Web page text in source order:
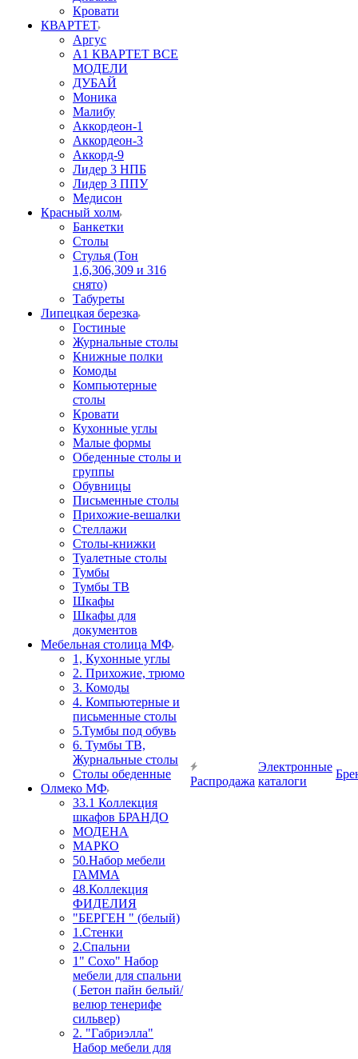
Кровати
КВАРТЕТ
Аргус
А1 КВАРТЕТ ВСЕ
МОДЕЛИ
ДУБАЙ
Моника
Малибу
Аккордеон-1
Аккордеон-3
Аккорд-9
Лидер 3 НПБ
Лидер 3 ППУ
Медисон
Красный холм
Банкетки
Столы
Стулья (Тон
1,6,306,309 и 316
снято)
Табуреты
Липецкая березка
Гостиные
Журнальные столы
Книжные полки
Комоды
Компьютерные
столы
Кровати
Кухонные углы
Малые формы
Обеденные столы и
группы
Обувницы
Письменные столы
Прихожие-вешалки
Стеллажи
Столы-книжки
Туалетные столы
Тумбы
Тумбы ТВ
Шкафы
Шкафы для
документов
Мебельная столица МФ
1, Кухонные углы
2. Прихожие, трюмо
3. Комоды
4. Компьютерные и
письменные столы
5.Тумбы под обувь
6. Тумбы ТВ,
Журнальные столы
Столы обеденные
Олмеко МФ
33.1 Коллекция
шкафов БРАНДО
МОДЕНА
МАРКО
50.Набор мебели
ГАММА
48.Коллекция
ФИДЕЛИЯ
"БЕРГЕН " (белый)
1.Стенки
2.Спальни
1" Сохо" Набор
мебели для спальни
( Бетон пайн белый/
велюр тенерифе
сильвер)
2. "Габриэлла"
Набор мебели для
Распродажа
Электронные
каталоги